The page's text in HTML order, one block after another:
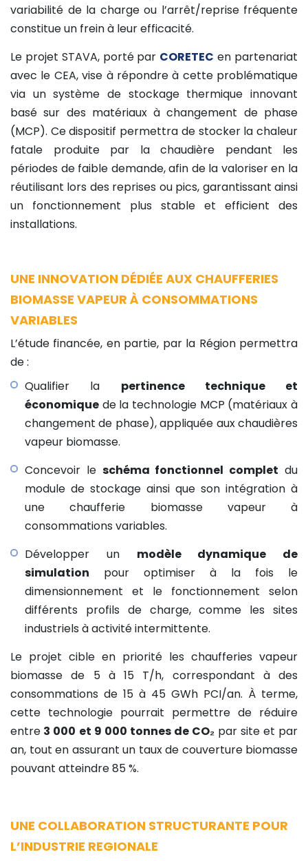
variabilité de la charge ou l’arrêt/reprise fréquente
constitue un frein à leur efficacité.
Le projet STAVA, porté par CORETEC en partenariat
avec le CEA, vise à répondre à cette problématique
via un système de stockage thermique innovant
basé sur des matériaux à changement de phase
(MCP). Ce dispositif permettra de stocker la chaleur
fatale produite par la chaudière pendant les
périodes de faible demande, afin de la valoriser en la
réutilisant lors des reprises ou pics, garantissant ainsi
un fonctionnement plus stable et efficient des
installations.
UNE INNOVATION DÉDIÉE AUX CHAUFFERIES
BIOMASSE VAPEUR À CONSOMMATIONS
VARIABLES
L’étude financée, en partie, par la Région permettra
de :
Qualifier la pertinence technique et
économique de la technologie MCP (matériaux à
changement de phase), appliquée aux chaudières
vapeur biomasse.
Concevoir le schéma fonctionnel complet du
module de stockage ainsi que son intégration à
une chaufferie biomasse vapeur à
consommations variables.
Développer un modèle dynamique de
simulation pour optimiser à la fois le
dimensionnement et le fonctionnement selon
différents profils de charge, comme les sites
industriels à activité intermittente.
Le projet cible en priorité les chaufferies vapeur
biomasse de 5 à 15 T/h, correspondant à des
consommations de 15 à 45 GWh PCI/an. À terme,
cette technologie pourrait permettre de réduire
entre 3 000 et 9 000 tonnes de CO₂ par site et par
an, tout en assurant un taux de couverture biomasse
pouvant atteindre 85 %.
UNE COLLABORATION STRUCTURANTE POUR
L’INDUSTRIE REGIONALE